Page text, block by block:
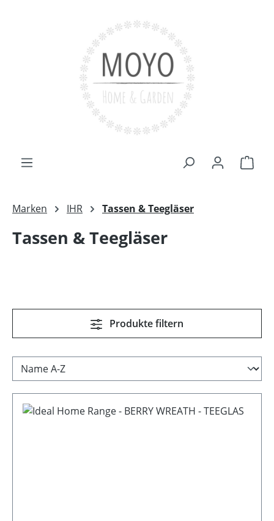
Marken IHR Tassen & Teegläser
Tassen & Teegläser
Produkte filtern